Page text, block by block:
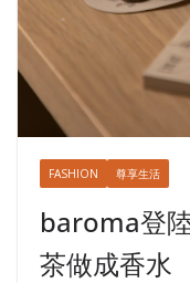
FASHION 尊享生活
baroma登
茶做成香水